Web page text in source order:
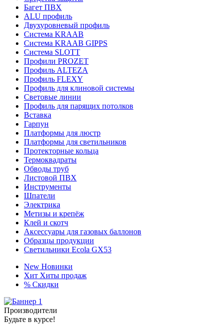
Багет ПВХ
ALU профиль
Двухуровневый профиль
Система KRAAB
Система KRAAB GIPPS
Система SLOTT
Профили PROZET
Профиль ALTEZA
Профиль FLEXY
Профиль для клиновой системы
Световые линии
Профиль для парящих потолков
Вставка
Гарпун
Платформы для люстр
Платформы для светильников
Протекторные кольца
Термоквадраты
Обводы труб
Листовой ПВХ
Инструменты
Шпатели
Электрика
Метизы и крепёж
Клей и скотч
Аксессуары для газовых баллонов
Образцы продукции
Светильники Ecola GX53
New Новинки
Хит Хиты продаж
% Скидки
Производители
Будьте в курсе!